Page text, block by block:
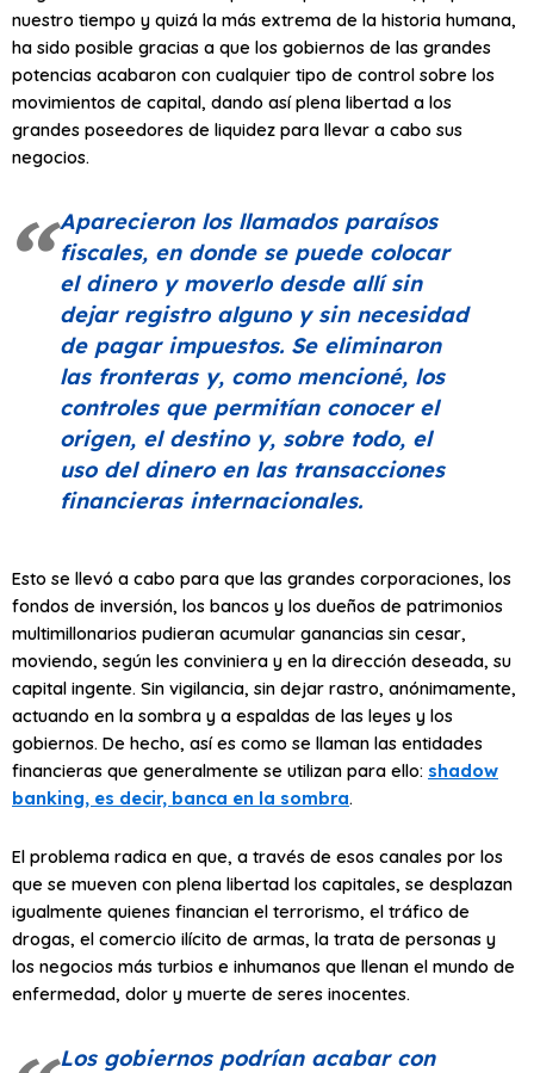
nuestro tiempo y quizá la más extrema de la historia humana,
ha sido posible gracias a que los gobiernos de las grandes
potencias acabaron con cualquier tipo de control sobre los
movimientos de capital, dando así plena libertad a los
grandes poseedores de liquidez para llevar a cabo sus
negocios.
Aparecieron los llamados paraísos
fiscales, en donde se puede colocar
el dinero y moverlo desde allí sin
dejar registro alguno y sin necesidad
de pagar impuestos. Se eliminaron
las fronteras y, como mencioné, los
controles que permitían conocer el
origen, el destino y, sobre todo, el
uso del dinero en las transacciones
financieras internacionales.
Esto se llevó a cabo para que las grandes corporaciones, los
fondos de inversión, los bancos y los dueños de patrimonios
multimillonarios pudieran acumular ganancias sin cesar,
moviendo, según les conviniera y en la dirección deseada, su
capital ingente. Sin vigilancia, sin dejar rastro, anónimamente,
actuando en la sombra y a espaldas de las leyes y los
gobiernos. De hecho, así es como se llaman las entidades
financieras que generalmente se utilizan para ello: shadow
banking, es decir, banca en la sombra.
El problema radica en que, a través de esos canales por los
que se mueven con plena libertad los capitales, se desplazan
igualmente quienes financian el terrorismo, el tráfico de
drogas, el comercio ilícito de armas, la trata de personas y
los negocios más turbios e inhumanos que llenan el mundo de
enfermedad, dolor y muerte de seres inocentes.
Los gobiernos podrían acabar con